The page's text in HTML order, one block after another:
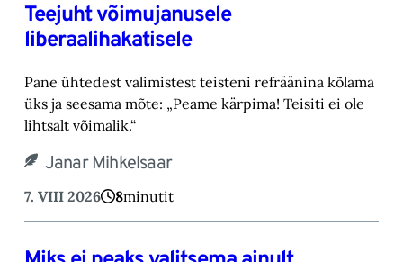
Teejuht võimujanusele
liberaalihakatisele
Pane ühtedest valimistest teisteni refräänina kõlama
üks ja seesama mõte: „Peame kärpima! ‎Teisiti ei ole
lihtsalt võimalik.“‎
Janar Mihkelsaar
7. VIII 2026 8minutit